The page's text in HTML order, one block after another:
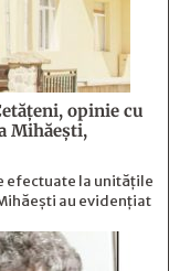
opinie cu
Mihăeşti,
efectuate la unitățile
au evidențiat